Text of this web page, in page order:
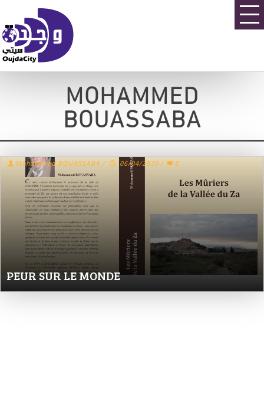
MOHAMMED
BOUASSABA
PEUR SUR LE MONDE
Mohammed BOUASSABA / 06/04/2020 / 0